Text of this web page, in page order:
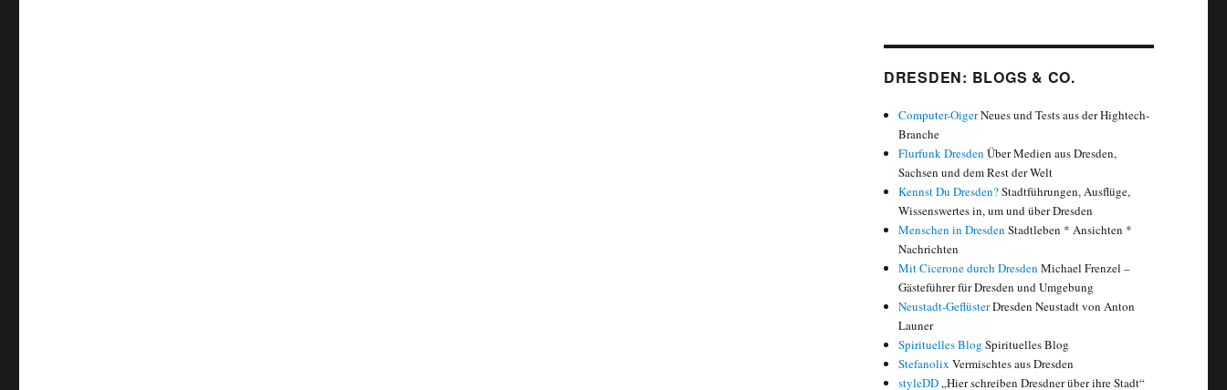
DRESDEN: BLOGS & CO.
Computer-OigerNeues und Tests aus der Hightech-
Branche
Flurfunk Dresden Über Medien aus Dresden,
Sachsen und dem Rest der Welt
Kennst Du Dresden?Stadtführungen, Ausflüge,
Wissenswertes in, um und über Dresden
Menschen in Dresden Stadtleben * Ansichten *
Nachrichten
Mit Cicerone durch Dresden Michael Frenzel –
Gästeführer für Dresden und Umgebung
Neustadt-GeflüsterDresden Neustadt von Anton
Launer
Spirituelles Blog Spirituelles Blog
Stefanolix Vermischtes aus Dresden
styleDD„Hier schreiben Dresdner über ihre Stadt“